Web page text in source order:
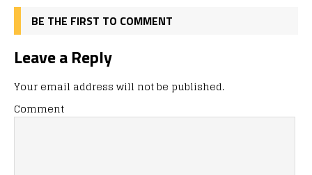
BE THE FIRST TO COMMENT
Leave a Reply
Your email address will not be published.
Comment